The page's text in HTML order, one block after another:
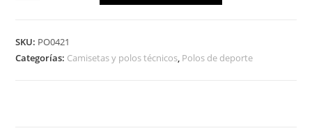
SKU: PO0421
Categorías: Camisetas y polos técnicos, Polos de deporte